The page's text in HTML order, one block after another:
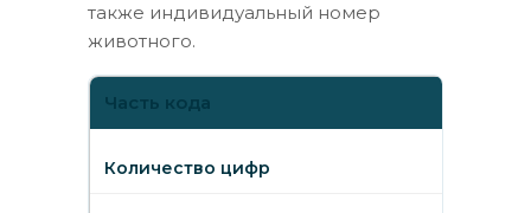
также индивидуальный номер
животного.
Часть кода
Количество цифр